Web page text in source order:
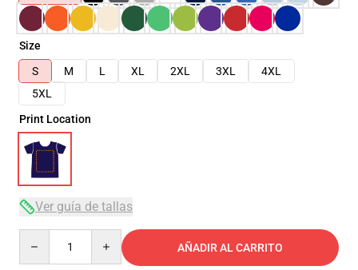
Size
S
M L XL 2XL 3XL
4XL
5XL
Print Location
Ver guía de tallas
AÑADIR AL CARRITO